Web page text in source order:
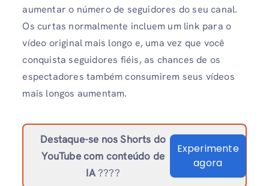
aumentar o número de seguidores do seu canal.
Os curtas normalmente incluem um link para o
vídeo original mais longo e, uma vez que você
conquista seguidores fiéis, as chances de os
espectadores também consumirem seus vídeos
mais longos aumentam.
Destaque-se nos Shorts do
YouTube com conteúdo de
IA????
Experimente
agora